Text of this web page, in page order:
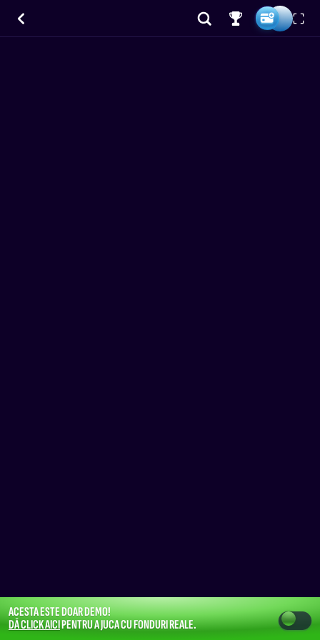
ACESTA ESTE DOAR DEMO!
DĂ CLICK AICIPENTRU A JUCA CU FONDURI REALE.